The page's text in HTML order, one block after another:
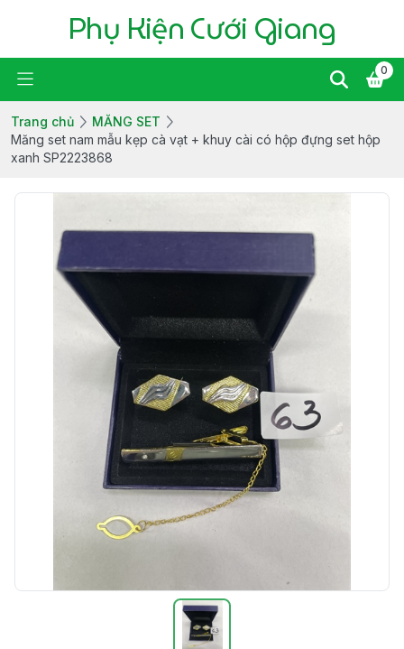
Phụ Kiện Cưới Giang
0
Trang chủ
MĂNG SET
Măng set nam mẫu kẹp cà vạt + khuy cài có hộp đựng set hộp
xanh SP2223868